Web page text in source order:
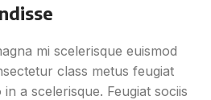
mi scelerisque euismod
class metus feugiat
a scelerisque. Feugiat sociis